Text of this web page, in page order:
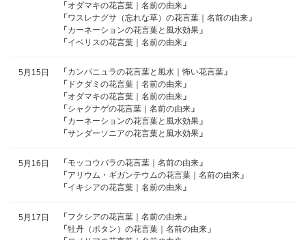
「 オダマキの花言葉｜名前の由来 」
「 ワスレナグサ（忘れな草）の花言葉｜名前の由来 」
「 カーネーションの花言葉と風水効果 」
「 イベリスの花言葉｜名前の由来 」
5月15日 「 カンパニュラの花言葉と風水｜怖い花言葉 」
「 ドクダミの花言葉｜名前の由来 」
「 オダマキの花言葉｜名前の由来 」
「 シャクナゲの花言葉｜名前の由来 」
「 カーネーションの花言葉と風水効果 」
「 サンダーソニアの花言葉と風水効果 」
5月16日 「 モッコウバラの花言葉｜名前の由来 」
「 アリウム・ギガンテウムの花言葉｜名前の由来 」
「 イキシアの花言葉｜名前の由来 」
5月17日 「 フクシアの花言葉｜名前の由来 」
「 牡丹（ボタン）の花言葉｜名前の由来 」